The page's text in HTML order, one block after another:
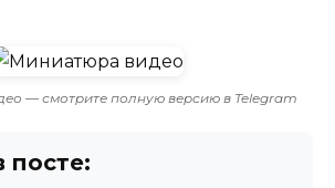
— смотрите полную версию в Telegram
посте: